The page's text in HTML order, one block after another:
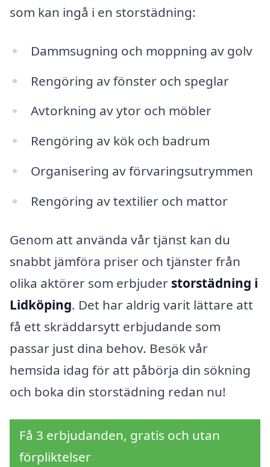
som kan ingå i en storstädning:
Dammsugning och moppning av golv
Rengöring av fönster och speglar
Avtorkning av ytor och möbler
Rengöring av kök och badrum
Organisering av förvaringsutrymmen
Rengöring av textilier och mattor
Genom att använda vår tjänst kan du
snabbt jämföra priser och tjänster från
olika aktörer som erbjuder storstädning i
Lidköping. Det har aldrig varit lättare att
få ett skräddarsytt erbjudande som
passar just dina behov. Besök vår
hemsida idag för att påbörja din sökning
och boka din storstädning redan nu!
Få 3 erbjudanden, gratis och utan
förpliktelser